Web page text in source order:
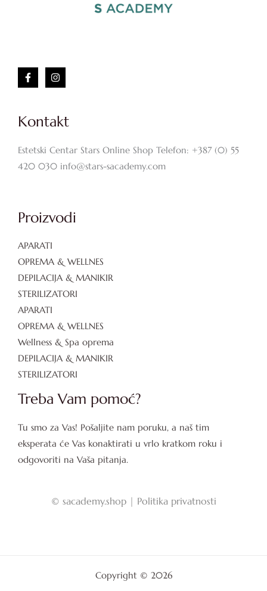
Kontakt
Estetski Centar Stars Online Shop Telefon: +387 (0) 55
420 030 info@stars-sacademy.com
Proizvodi
APARATI
OPREMA & WELLNES
DEPILACIJA & MANIKIR
STERILIZATORI
APARATI
OPREMA & WELLNES
Wellness & Spa oprema
DEPILACIJA & MANIKIR
STERILIZATORI
Treba Vam pomoć?
Tu smo za Vas! Pošaljite nam poruku, a naš tim
eksperata će Vas konaktirati u vrlo kratkom roku i
odgovoriti na Vaša pitanja.
© sacademy.shop | Politika privatnosti
Copyright © 2026